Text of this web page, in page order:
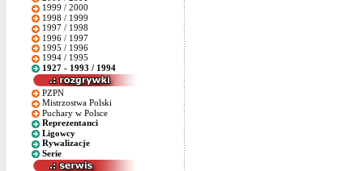
1999 / 2000
1998 / 1999
1997 / 1998
1996 / 1997
1995 / 1996
1994 / 1995
1927 - 1993 / 1994
PZPN
Mistrzostwa Polski
Puchary w Polsce
Reprezentanci
Ligowcy
Rywalizacje
Serie